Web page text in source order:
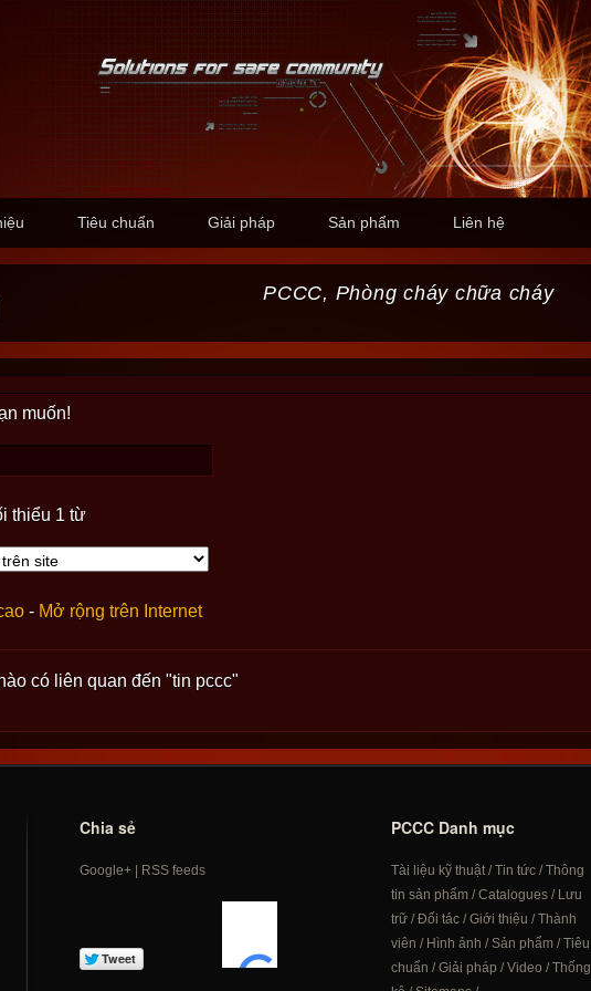
Tiêu chuẩn Giải pháp Sản phẩm Liên hệ
PCCC, Phòng cháy chữa cháy
muốn!
thiểu 1 từ
- Mở rộng trên Internet
có liên quan đến "tin pccc"
Chia sẻ
Google+| RSS feeds
PCCC Danh mục
Tài liệu kỹ thuật/Tin tức/Thông
tin sản phẩm/Catalogues/ Lưu
trữ/Đối tác/Giới thiệu /Thành
viên / Hình ảnh /Sản phẩm/Tiêu
chuẩn /Giải pháp /Video /Thống